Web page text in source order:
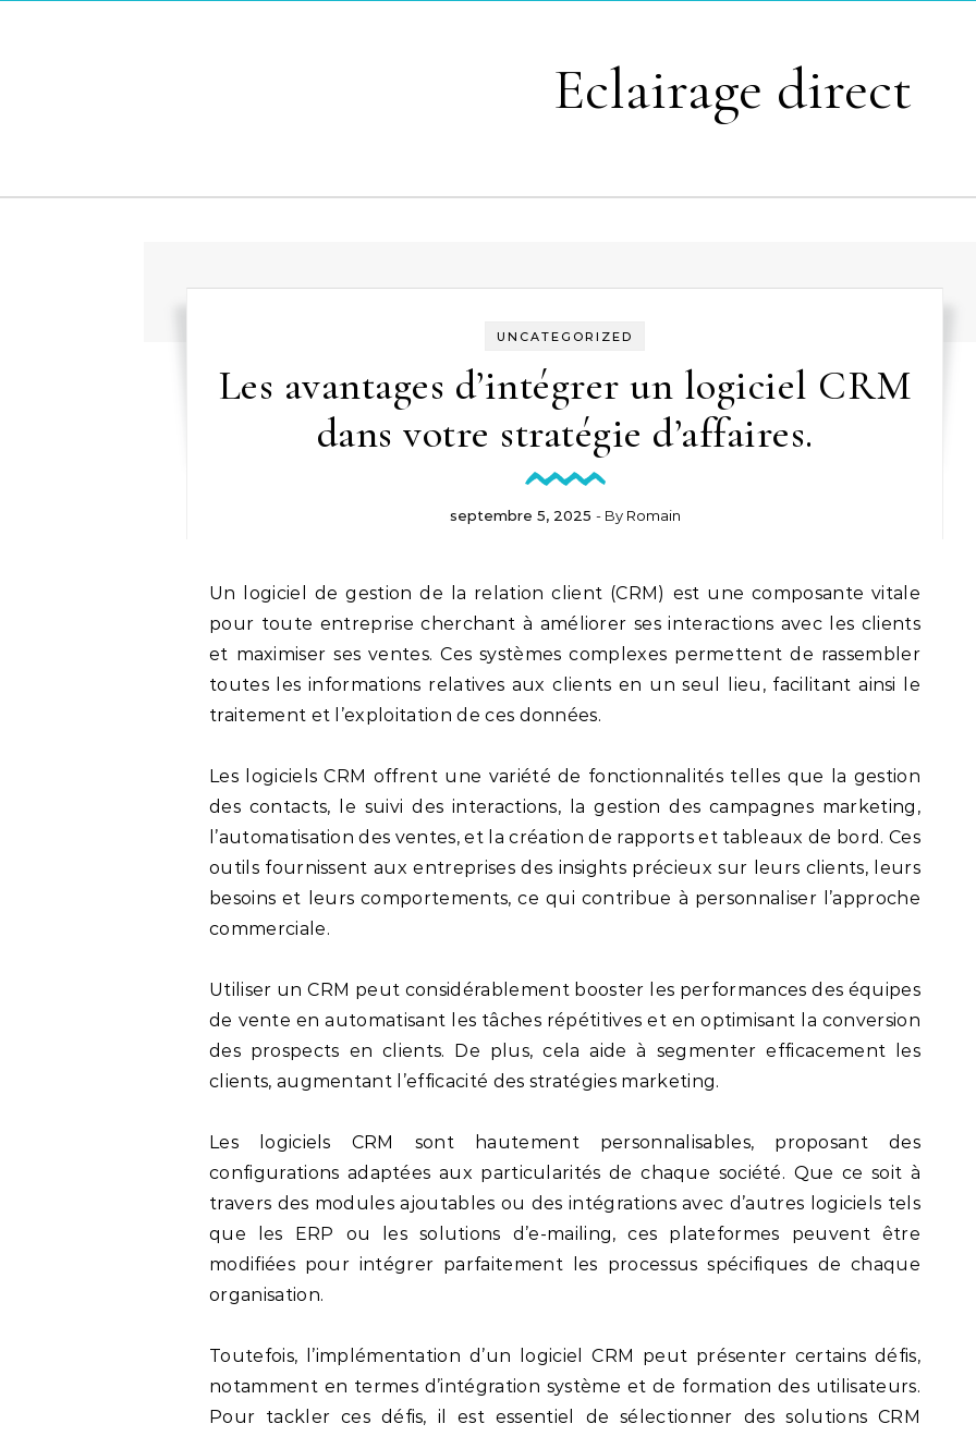
Eclairage direct
UNCATEGORIZED
Les avantages d’intégrer un logiciel CRM
dans votre stratégie d’affaires.
septembre 5, 2025 - By Romain
Un logiciel de gestion de la relation client (CRM) est une composante vitale
pour toute entreprise cherchant à améliorer ses interactions avec les clients
et maximiser ses ventes. Ces systèmes complexes permettent de rassembler
toutes les informations relatives aux clients en un seul lieu, facilitant ainsi le
traitement et l’exploitation de ces données.
Les logiciels CRM offrent une variété de fonctionnalités telles que la gestion
des contacts, le suivi des interactions, la gestion des campagnes marketing,
l’automatisation des ventes, et la création de rapports et tableaux de bord. Ces
outils fournissent aux entreprises des insights précieux sur leurs clients, leurs
besoins et leurs comportements, ce qui contribue à personnaliser l’approche
commerciale.
Utiliser un CRM peut considérablement booster les performances des équipes
de vente en automatisant les tâches répétitives et en optimisant la conversion
des prospects en clients. De plus, cela aide à segmenter efficacement les
clients, augmentant l’efficacité des stratégies marketing.
Les logiciels CRM sont hautement personnalisables, proposant des
configurations adaptées aux particularités de chaque société. Que ce soit à
travers des modules ajoutables ou des intégrations avec d’autres logiciels tels
que les ERP ou les solutions d’e-mailing, ces plateformes peuvent être
modifiées pour intégrer parfaitement les processus spécifiques de chaque
organisation.
Toutefois, l’implémentation d’un logiciel CRM peut présenter certains défis,
notamment en termes d’intégration système et de formation des utilisateurs.
Pour tackler ces défis, il est essentiel de sélectionner des solutions CRM